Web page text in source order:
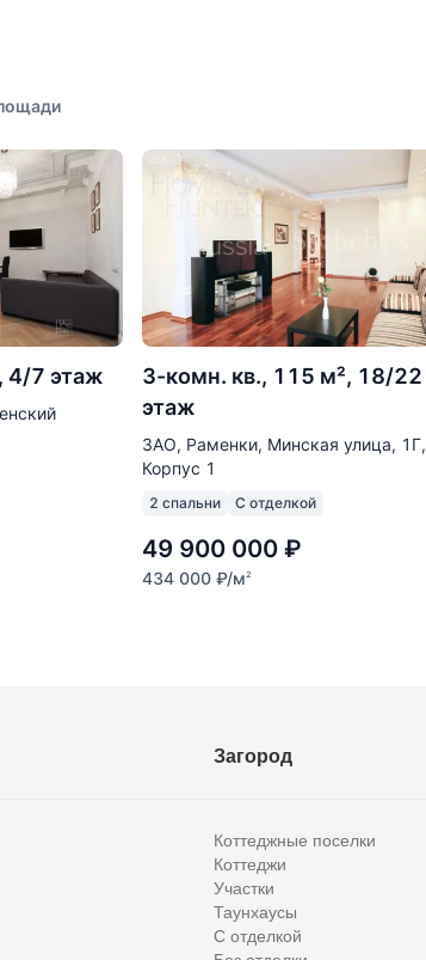
4/7 этаж
3-комн. кв., 115 м², 18/22
этаж
ЗАО, Раменки, Минская улица, 1Г,
Корпус 1
2 спальни С отделкой
49 900 000 ₽
434 000 ₽/м2
Загород
Коттеджные поселки
Коттеджи
Участки
Таунхаусы
С отделкой